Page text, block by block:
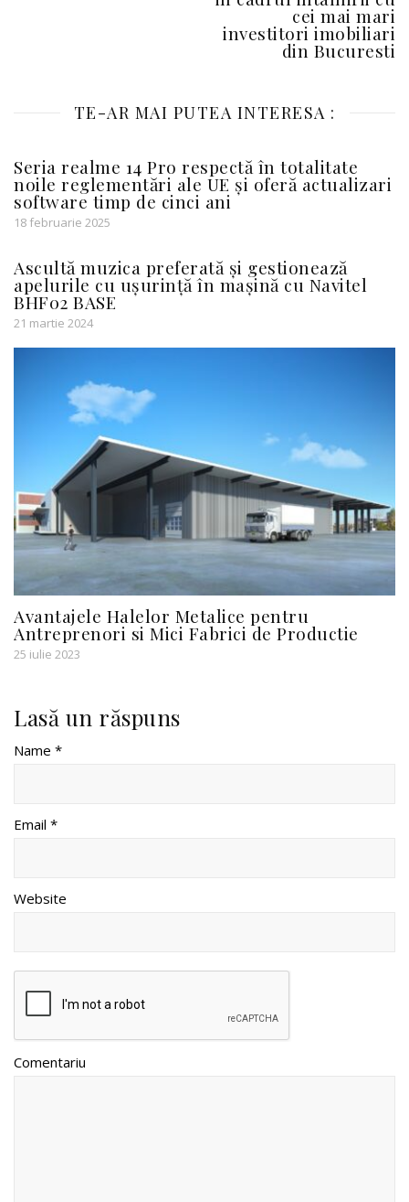
cei mai mari
investitori imobiliari
din Bucuresti
TE-AR MAI PUTEA INTERESA :
Seria realme 14 Pro respectă în totalitate
noile reglementări ale UE și oferă actualizari
software timp de cinci ani
18 februarie 2025
Ascultă muzica preferată și gestionează
apelurile cu ușurință în mașină cu Navitel
BHF02 BASE
21 martie 2024
Avantajele Halelor Metalice pentru
Antreprenori si Mici Fabrici de Productie
25 iulie 2023
Lasă un răspuns
Name *
Email *
Website
Comentariu